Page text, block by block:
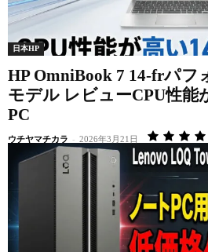
日本HP
HP OmniBook 7 14-frパフ
モデル レビューCPU性能
PC
ウチヤマチカラ - 2026年3月21日